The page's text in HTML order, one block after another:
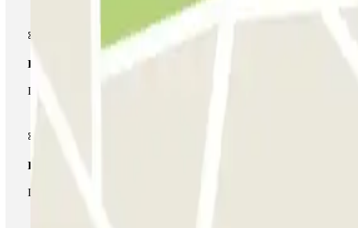
Passe multiestacionamento
Durante a sua estadia, pode utilizar toda a rede de parques de
Passe ilimitado
Durante a sua estadia, pode entrar e sair do parque de estacionamento as